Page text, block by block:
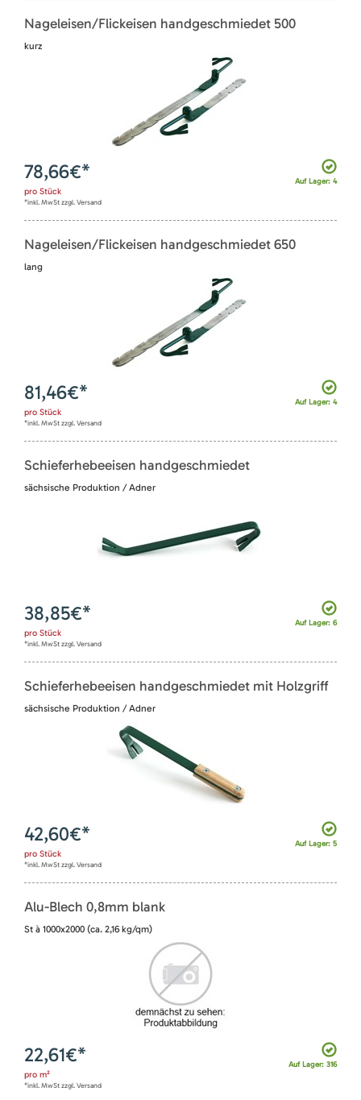
Nageleisen/Flickeisen handgeschmiedet 500
kurz
Auf Lager: 4
78,66€*
pro Stück
*inkl. MwSt zzgl. Versand
Nageleisen/Flickeisen handgeschmiedet 650
lang
Auf Lager: 4
81,46€*
pro Stück
*inkl. MwSt zzgl. Versand
Schieferhebeeisen handgeschmiedet
sächsische Produktion / Adner
Auf Lager: 6
38,85€*
pro Stück
*inkl. MwSt zzgl. Versand
Schieferhebeeisen handgeschmiedet mit Holzgriff
sächsische Produktion / Adner
Auf Lager: 5
42,60€*
pro Stück
*inkl. MwSt zzgl. Versand
Alu-Blech 0,8mm blank
St à 1000x2000 (ca. 2,16 kg/qm)
Auf Lager: 316
22,61€*
pro m²
*inkl. MwSt zzgl. Versand